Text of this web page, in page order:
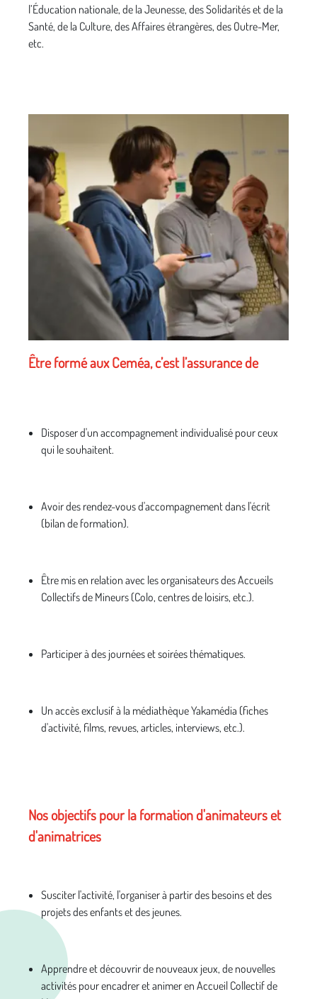
l’Éducation nationale, de la Jeunesse, des Solidarités et de la
Santé, de la Culture, des Affaires étrangères, des Outre-Mer,
etc.
Être formé aux Ceméa, c’est l’assurance de
Disposer d'un accompagnement individualisé pour ceux
qui le souhaitent.
Avoir des rendez-vous d'accompagnement dans l'écrit
(bilan de formation).
Être mis en relation avec les organisateurs des Accueils
Collectifs de Mineurs (Colo, centres de loisirs, etc.).
Participer à des journées et soirées thématiques.
Un accès exclusif à la médiathèque Yakamédia (fiches
d'activité, films, revues, articles, interviews, etc.).
Nos objectifs pour la formation d'animateurs et
d'animatrices
Susciter l'activité, l'organiser à partir des besoins et des
projets des enfants et des jeunes.
Apprendre et découvrir de nouveaux jeux, de nouvelles
activités pour encadrer et animer en Accueil Collectif de